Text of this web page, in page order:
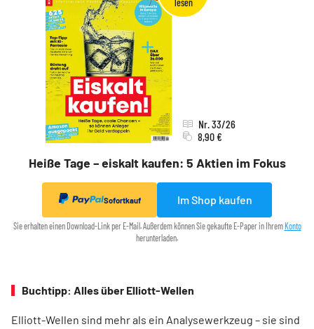
Heiße Tage – eiskalt kaufen: 5 Aktien im Fokus
Nr. 33/26
8,90 €
Sofortkauf Im Shop kaufen
Sie erhalten einen Download-Link per E-Mail. Außerdem können Sie gekaufte E-Paper in Ihrem Konto
herunterladen.
Buchtipp: Alles über Elliott-Wellen
Elliott-Wellen sind mehr als ein Analysewerkzeug – sie sind